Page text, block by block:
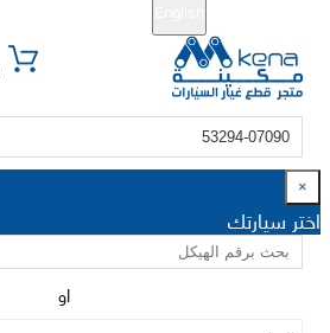
×
اختر سيارتك
او